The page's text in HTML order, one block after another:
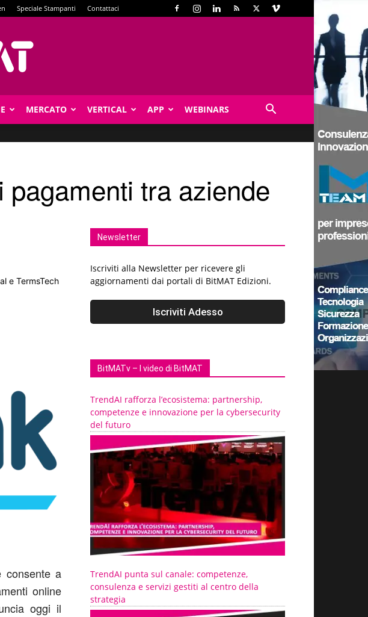
Speciale Stampanti Contattaci
MERCATO VERTICAL APP WEBINARS
tra aziende
e TermsTech
a
online
oggi il
Newsletter
Iscriviti alla Newsletter per ricevere gli
aggiornamenti dai portali di BitMAT Edizioni.
BitMATv – I video di BitMAT
TrendAI rafforza l’ecosistema: partnership,
competenze e innovazione per la cybersecurity
del futuro
TrendAI punta sul canale: competenze,
consulenza e servizi gestiti al centro della
strategia